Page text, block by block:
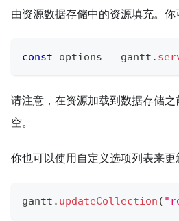
由资源数据存储中的资源填充。你
const options = gantt .
请注意，在资源加载到数据存储
空。
你也可以使用自定义选项列表来更
gantt . updateCollection (